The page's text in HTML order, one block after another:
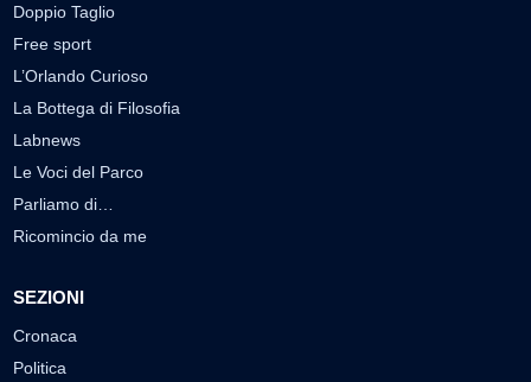
Doppio Taglio
Free sport
L’Orlando Curioso
La Bottega di Filosofia
Labnews
Le Voci del Parco
Parliamo di…
Ricomincio da me
SEZIONI
Cronaca
Politica